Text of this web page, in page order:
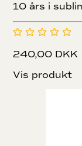
10 års i
240,00 DKK
Vis produkt